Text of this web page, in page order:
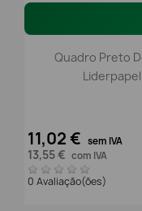
Quadro Preto
11,02 € sem IVA
13,55 € com IVA
0 Avaliação(ões)